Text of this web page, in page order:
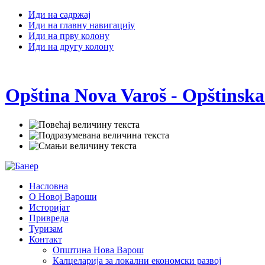
Иди на садржај
Иди на главну навигацију
Иди на прву колону
Иди на другу колону
Opština Nova Varoš -
Насловна
О Новој Вароши
Историјат
Привреда
Туризам
Контакт
Општина Нова Варош
Калцеларија за локални економски развој